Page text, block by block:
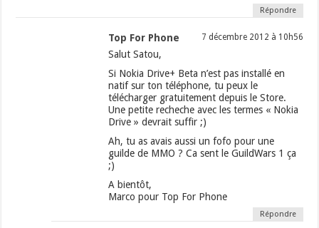
Répondre
Top For Phone 7 décembre 2012 à 10h56
Salut Satou,
Si Nokia Drive+ Beta n’est pas installé en
natif sur ton téléphone, tu peux le
télécharger gratuitement depuis le Store.
Une petite recheche avec les termes « Nokia
Drive » devrait suffir ;)
Ah, tu as avais aussi un fofo pour une
guilde de MMO ? Ca sent le GuildWars 1 ça
;)
A bientôt,
Marco pour Top For Phone
Répondre